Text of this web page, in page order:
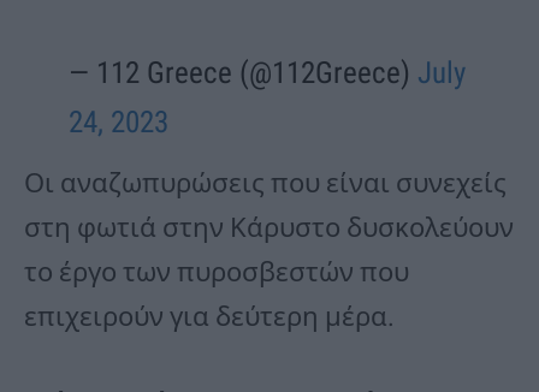
— 112 Greece (@112Greece) July
24, 2023
Οι αναζωπυρώσεις που είναι συνεχείς
στη φωτιά στην Κάρυστο δυσκολεύουν
το έργο των πυροσβεστών που
επιχειρούν για δεύτερη μέρα.